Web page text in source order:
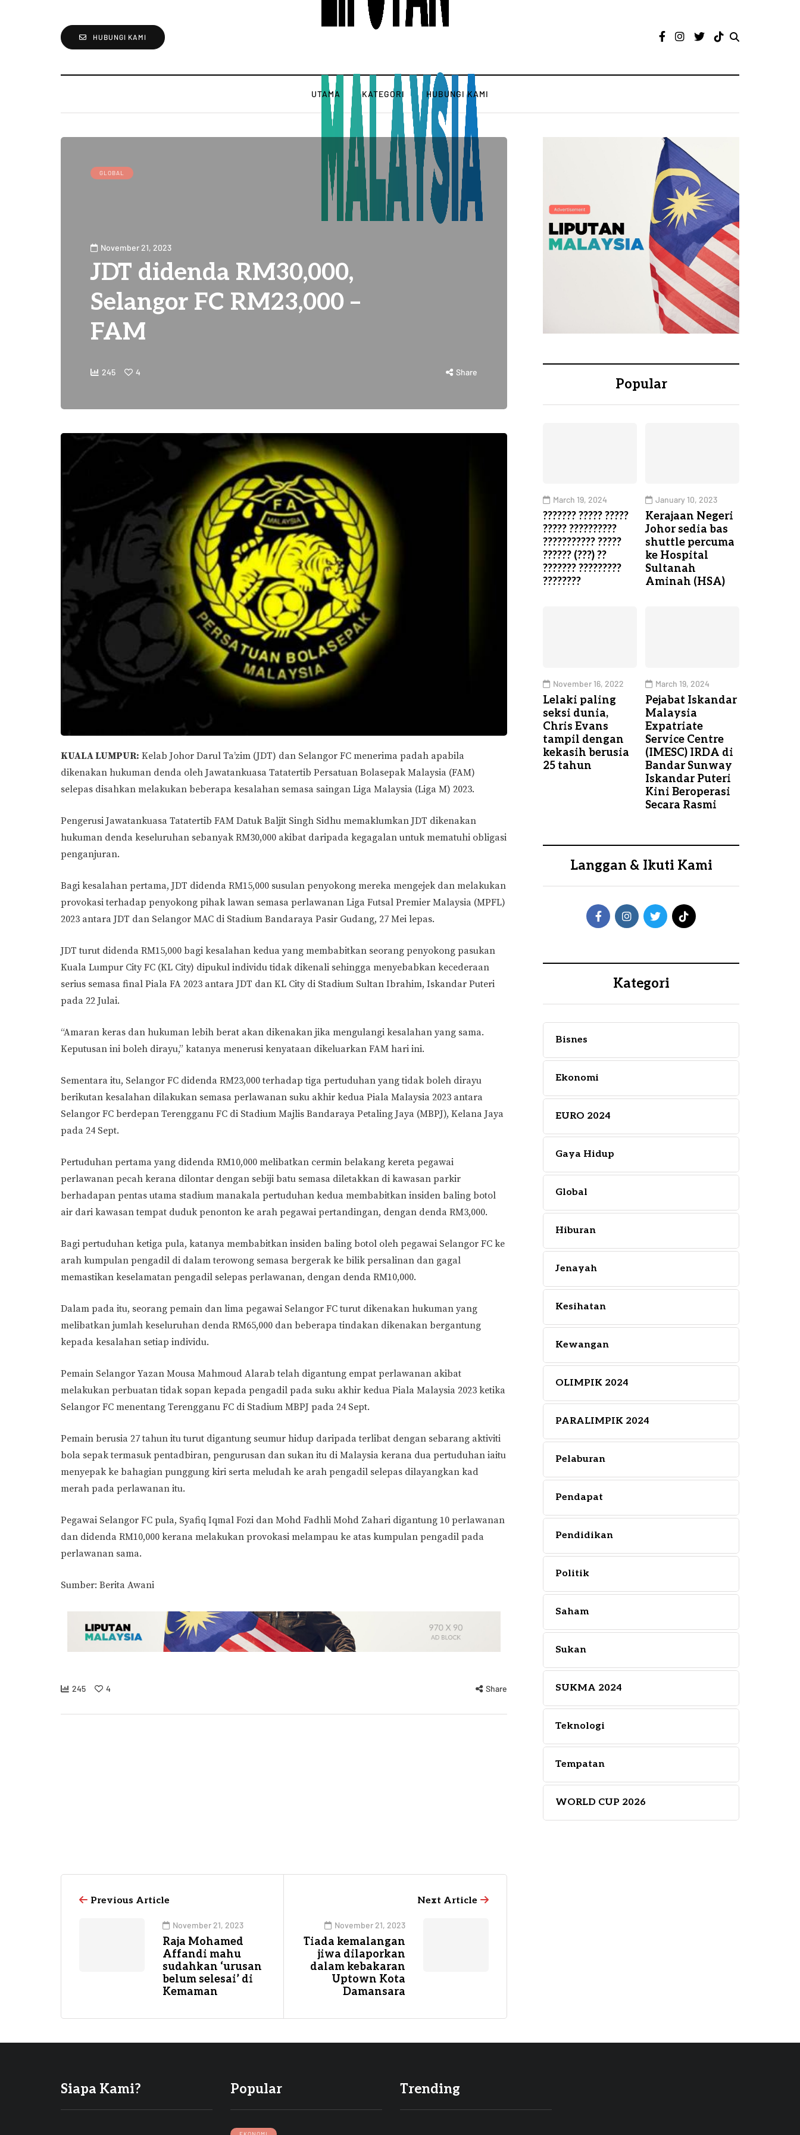
HUBUNGI KAMI
UTAMA KATEGORI HUBUNGI KAMI
GLOBAL
November 21, 2023
JDT didenda RM30,000,
Selangor FC RM23,000 –
FAM
245 4 Share
KUALA LUMPUR: Kelab Johor Darul Ta’zim (JDT) dan Selangor FC menerima padah apabila
dikenakan hukuman denda oleh Jawatankuasa Tatatertib Persatuan Bolasepak Malaysia (FAM)
selepas disahkan melakukan beberapa kesalahan semasa saingan Liga Malaysia (Liga M) 2023.
Pengerusi Jawatankuasa Tatatertib FAM Datuk Baljit Singh Sidhu memaklumkan JDT dikenakan
hukuman denda keseluruhan sebanyak RM30,000 akibat daripada kegagalan untuk mematuhi obligasi
penganjuran.
Bagi kesalahan pertama, JDT didenda RM15,000 susulan penyokong mereka mengejek dan melakukan
provokasi terhadap penyokong pihak lawan semasa perlawanan Liga Futsal Premier Malaysia (MPFL)
2023 antara JDT dan Selangor MAC di Stadium Bandaraya Pasir Gudang, 27 Mei lepas.
JDT turut didenda RM15,000 bagi kesalahan kedua yang membabitkan seorang penyokong pasukan
Kuala Lumpur City FC (KL City) dipukul individu tidak dikenali sehingga menyebabkan kecederaan
serius semasa final Piala FA 2023 antara JDT dan KL City di Stadium Sultan Ibrahim, Iskandar Puteri
pada 22 Julai.
“Amaran keras dan hukuman lebih berat akan dikenakan jika mengulangi kesalahan yang sama.
Keputusan ini boleh dirayu,” katanya menerusi kenyataan dikeluarkan FAM hari ini.
Sementara itu, Selangor FC didenda RM23,000 terhadap tiga pertuduhan yang tidak boleh dirayu
berikutan kesalahan dilakukan semasa perlawanan suku akhir kedua Piala Malaysia 2023 antara
Selangor FC berdepan Terengganu FC di Stadium Majlis Bandaraya Petaling Jaya (MBPJ), Kelana Jaya
pada 24 Sept.
Pertuduhan pertama yang didenda RM10,000 melibatkan cermin belakang kereta pegawai
perlawanan pecah kerana dilontar dengan sebiji batu semasa diletakkan di kawasan parkir
berhadapan pentas utama stadium manakala pertuduhan kedua membabitkan insiden baling botol
air dari kawasan tempat duduk penonton ke arah pegawai pertandingan, dengan denda RM3,000.
Bagi pertuduhan ketiga pula, katanya membabitkan insiden baling botol oleh pegawai Selangor FC ke
arah kumpulan pengadil di dalam terowong semasa bergerak ke bilik persalinan dan gagal
memastikan keselamatan pengadil selepas perlawanan, dengan denda RM10,000.
Dalam pada itu, seorang pemain dan lima pegawai Selangor FC turut dikenakan hukuman yang
melibatkan jumlah keseluruhan denda RM65,000 dan beberapa tindakan dikenakan bergantung
kepada kesalahan setiap individu.
Pemain Selangor Yazan Mousa Mahmoud Alarab telah digantung empat perlawanan akibat
melakukan perbuatan tidak sopan kepada pengadil pada suku akhir kedua Piala Malaysia 2023 ketika
Selangor FC menentang Terengganu FC di Stadium MBPJ pada 24 Sept.
Pemain berusia 27 tahun itu turut digantung seumur hidup daripada terlibat dengan sebarang aktiviti
bola sepak termasuk pentadbiran, pengurusan dan sukan itu di Malaysia kerana dua pertuduhan iaitu
menyepak ke bahagian punggung kiri serta meludah ke arah pengadil selepas dilayangkan kad
merah pada perlawanan itu.
Pegawai Selangor FC pula, Syafiq Iqmal Fozi dan Mohd Fadhli Mohd Zahari digantung 10 perlawanan
dan didenda RM10,000 kerana melakukan provokasi melampau ke atas kumpulan pengadil pada
perlawanan sama.
Sumber: Berita Awani
245 4 Share
Popular
March 19, 2024
??????? ????? ?????
????? ??????????
??????????? ?????
?????? (???) ??
??????? ?????????
????????
January 10, 2023
Kerajaan Negeri
Johor sedia bas
shuttle percuma
ke Hospital
Sultanah
Aminah (HSA)
November 16, 2022
Lelaki paling
seksi dunia,
Chris Evans
tampil dengan
kekasih berusia
25 tahun
March 19, 2024
Pejabat Iskandar
Malaysia
Expatriate
Service Centre
(IMESC) IRDA di
Bandar Sunway
Iskandar Puteri
Kini Beroperasi
Secara Rasmi
Langgan & Ikuti Kami
Kategori
Bisnes
Ekonomi
EURO 2024
Gaya Hidup
Global
Hiburan
Jenayah
Kesihatan
Kewangan
OLIMPIK 2024
PARALIMPIK 2024
Pelaburan
Pendapat
Pendidikan
Politik
Saham
Sukan
SUKMA 2024
Teknologi
Tempatan
WORLD CUP 2026
Previous Article
November 21, 2023
Raja Mohamed
Affandi mahu
sudahkan ‘urusan
belum selesai’ di
Kemaman
Next Article
November 21, 2023
Tiada kemalangan
jiwa dilaporkan
dalam kebakaran
Uptown Kota
Damansara
Siapa Kami? Popular Trending